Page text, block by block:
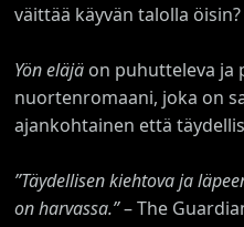
väittää käyvän talolla öisin?
Yön eläjä on puhutteleva ja
nuortenromaani, joka on
ajankohtainen että
”Täydellisen kiehtova ja
on harvassa.”– The